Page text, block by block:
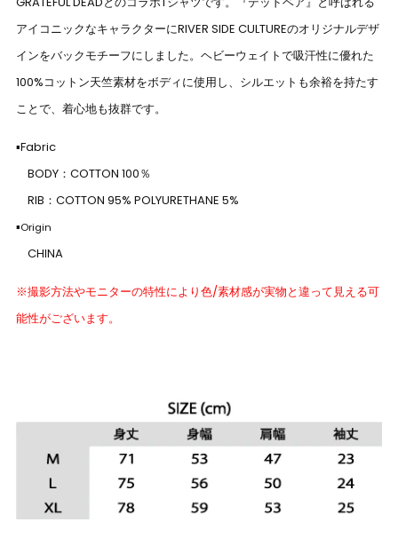
アイコニックなキャラクターにRIVER SIDE CULTUREのオリジナルデザ
インをバックモチーフにしました。ヘビーウェイトで吸汗性に優れた
100%コットン天竺素材をボディに使用し、シルエットも余裕を持たす
ことで、着心地も抜群です。
▪Fabric
BODY：COTTON 100％
RIB：COTTON 95% POLYURETHANE 5%
▪Origin
CHINA
※撮影方法やモニターの特性により色/素材感が実物と違って見える可
能性がございます。